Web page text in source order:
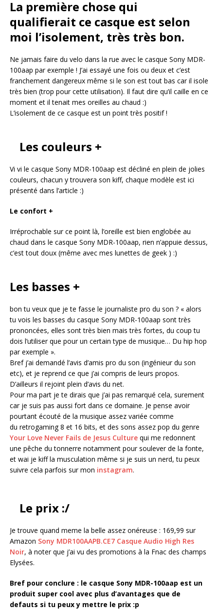
La première chose qui
qualifierait ce casque est selon
moi l’isolement, très très bon.
Ne jamais faire du velo dans la rue avec le casque Sony MDR-
100aap par exemple ! J’ai essayé une fois ou deux et c’est
franchement dangereux même si le son est tout bas car il isole
très bien (trop pour cette utilisation). Il faut dire qu’il caille en ce
moment et il tenait mes oreilles au chaud :)
L’isolement de ce casque est un point très positif !
Les couleurs +
Vi vi le casque Sony MDR-100aap est décliné en plein de jolies
couleurs, chacun y trouvera son kiff, chaque modèle est ici
présenté dans l’article :)
Le confort +
Irréprochable sur ce point là, l’oreille est bien englobée au
chaud dans le casque Sony MDR-100aap, rien n’appuie dessus,
c’est tout doux (même avec mes lunettes de geek ) :)
Les basses +
bon tu veux que je te fasse le journaliste pro du son ? « alors
tu vois les basses du casque Sony MDR-100aap sont très
prononcées, elles sont très bien mais très fortes, du coup tu
dois l’utiliser que pour un certain type de musique… Du hip hop
par exemple ».
Bref j’ai demandé l’avis d’amis pro du son (ingénieur du son
etc), et je reprend ce que j’ai compris de leurs propos.
D’ailleurs il rejoint plein d’avis du net.
Pour ma part je te dirais que j’ai pas remarqué cela, surement
car je suis pas aussi fort dans ce domaine. Je pense avoir
pourtant écouté de la musique assez variée comme
du retrogaming 8 et 16 bits, et des sons assez pop du genre
Your Love Never Fails de Jesus Culture qui me redonnent
une pêche du tonnerre notamment pour soulever de la fonte,
et wai je kiff la musculation même si je suis un nerd, tu peux
suivre cela parfois sur mon instagram.
Le prix :/
Je trouve quand meme la belle assez onéreuse : 169,99 sur
Amazon Sony MDR100AAPB.CE7 Casque Audio High Res
Noir, à noter que j’ai vu des promotions à la Fnac des champs
Elysées.
Bref pour conclure : le casque Sony MDR-100aap est un
produit super cool avec plus d’avantages que de
defauts si tu peux y mettre le prix :p